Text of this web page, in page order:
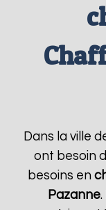
Dans la ville
ont besoin
besoins en
Pazanne